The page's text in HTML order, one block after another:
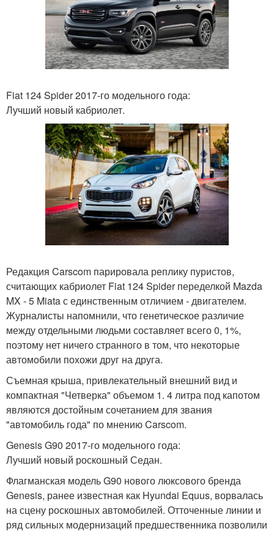
Fiat 124 Spider 2017-го модельного года:
Лучший новый кабриолет.
Редакция Carscom парировала реплику пуристов,
считающих кабриолет Fiat 124 Spider переделкой Mazda
MX - 5 Miata с единственным отличием - двигателем.
Журналисты напомнили, что генетическое различие
между отдельными людьми составляет всего 0, 1%,
поэтому нет ничего странного в том, что некоторые
автомобили похожи друг на друга.
Съемная крыша, привлекательный внешний вид и
компактная "Четверка" объемом 1. 4 литра под капотом
являются достойным сочетанием для звания
"автомобиль года" по мнению Carscom.
Genesis G90 2017-го модельного года:
Лучший новый роскошный Седан.
Флагманская модель G90 нового люксового бренда
Genesis, ранее известная как Hyundai Equus, ворвалась
на сцену роскошных автомобилей. Отточенные линии и
ряд сильных модернизаций предшественника позволили